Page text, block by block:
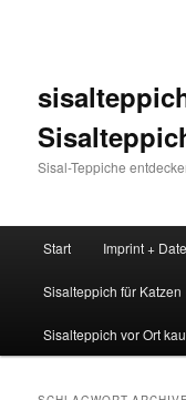
Sisal-Teppiche
Start Imprint +
Sisalteppich für Katzen
Sisalteppich vor Ort